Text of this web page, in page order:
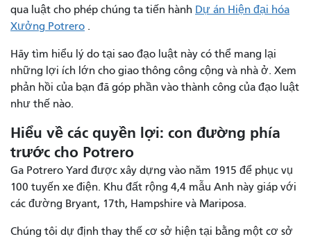
qua luật cho phép chúng ta tiến hành Dự án Hiện đại hóa
Xưởng Potrero .
Hãy tìm hiểu lý do tại sao đạo luật này có thể mang lại
những lợi ích lớn cho giao thông công cộng và nhà ở. Xem
phản hồi của bạn đã góp phần vào thành công của đạo luật
như thế nào.
Hiểu về các quyền lợi: con đường phía
trước cho Potrero
Ga Potrero Yard được xây dựng vào năm 1915 để phục vụ
100 tuyến xe điện. Khu đất rộng 4,4 mẫu Anh này giáp với
các đường Bryant, 17th, Hampshire và Mariposa.
Chúng tôi dự định thay thế cơ sở hiện tại bằng một cơ sở